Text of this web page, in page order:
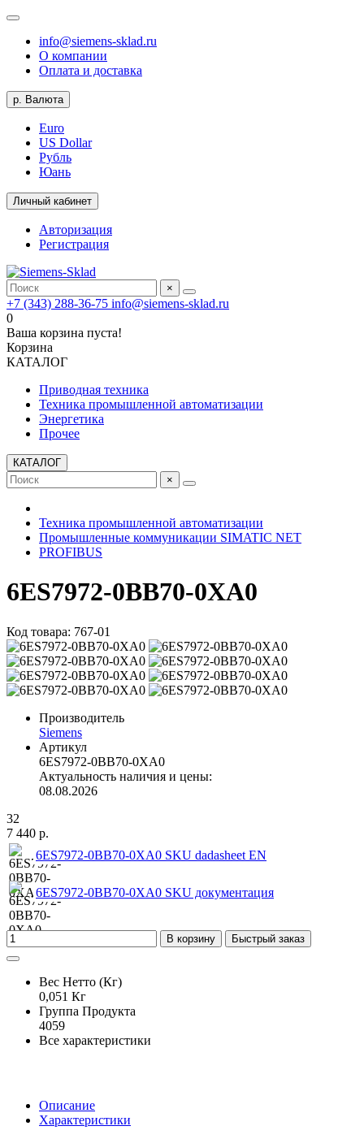
info@siemens-sklad.ru
О компании
Оплата и доставка
р. Валюта
Euro
US Dollar
Рубль
Юань
Личный кабинет
Авторизация
Регистрация
×
+7 (343) 288-36-75 info@siemens-sklad.ru
0
Ваша корзина пуста!
Корзина
КАТАЛОГ
Приводная техника
Техника промышленной автоматизации
Энергетика
Прочее
КАТАЛОГ
×
Техника промышленной автоматизации
Промышленные коммуникации SIMATIC NET
PROFIBUS
6ES7972-0BB70-0XA0
Код товара: 767-01
Производитель
Siemens
Артикул
6ES7972-0BB70-0XA0
Актуальность наличия и цены:
08.08.2026
32
7 440 р.
6ES7972-0BB70-0XA0 SKU dadasheet EN
6ES7972-0BB70-0XA0 SKU документация
В корзину Быстрый заказ
Вес Нетто (Кг)
0,051 Кг
Группа Продукта
4059
Все характеристики
Описание
Характеристики